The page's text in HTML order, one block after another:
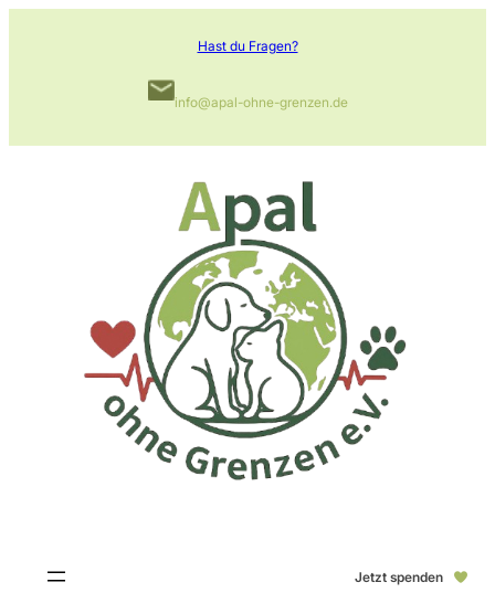
Hast du Fragen?
info@apal-ohne-grenzen.de
Jetzt spenden